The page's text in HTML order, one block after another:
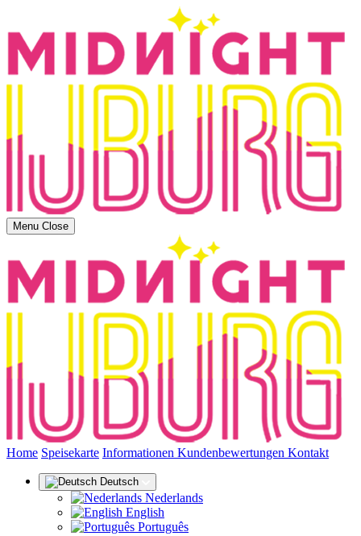
Menu Close
Home Speisekarte Informationen Kundenbewertungen Kontakt
Deutsch
Nederlands
English
Português